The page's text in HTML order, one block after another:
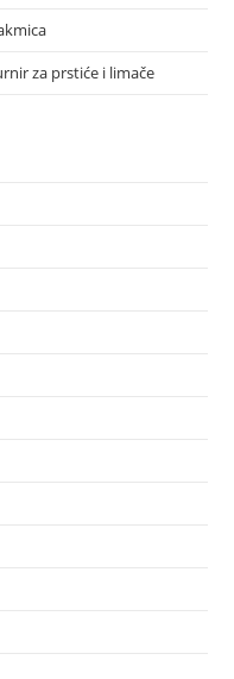
za prstiće i limače